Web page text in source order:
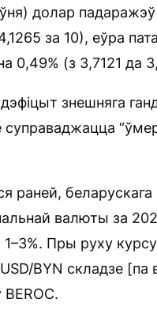
долар падаражэў
за 10), еўра
0,49% (з 3,7121 да
знешняга
суправаджацца
раней, беларускага
валюты за
Пры руху
BYN складзе [па